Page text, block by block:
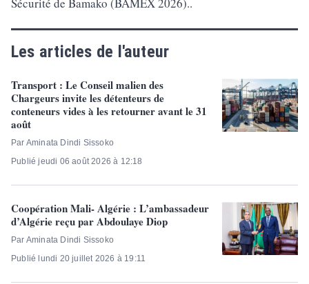
Sécurité de Bamako (BAMEX 2026)..
Les articles de l'auteur
Transport : Le Conseil malien des
Chargeurs invite les détenteurs de
conteneurs vides à les retourner avant le 31
août
Par Aminata Dindi Sissoko
Publié jeudi 06 août 2026 à 12:18
Coopération Mali- Algérie : L’ambassadeur
d’Algérie reçu par Abdoulaye Diop
Par Aminata Dindi Sissoko
Publié lundi 20 juillet 2026 à 19:11